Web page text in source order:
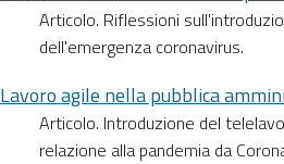
Articolo. Riflessioni
dell'emergenza coronavirus.
Lavoro agile nella pubblica
Articolo. Introduzione del
relazione alla pandemia da